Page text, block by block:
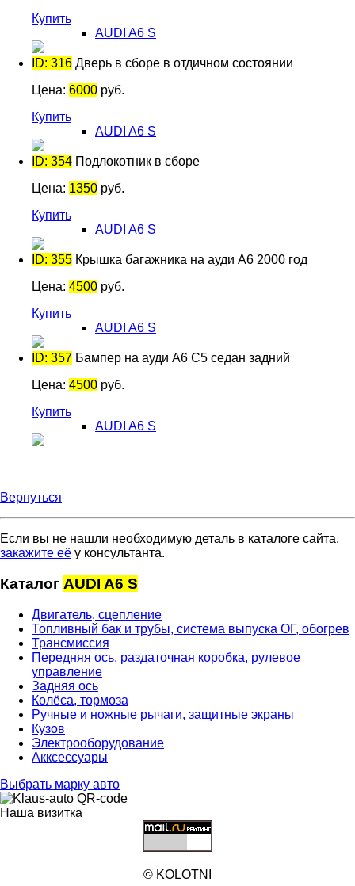
Купить
AUDI A6 S
ID: 316 Дверь в сборе в отдичном состоянии
Цена: 6000 руб.
Купить
AUDI A6 S
ID: 354 Подлокотник в сборе
Цена: 1350 руб.
Купить
AUDI A6 S
ID: 355 Крышка багажника на ауди А6 2000 год
Цена: 4500 руб.
Купить
AUDI A6 S
ID: 357 Бампер на ауди А6 С5 седан задний
Цена: 4500 руб.
Купить
AUDI A6 S
Вернуться
Если вы не нашли необходимую деталь в каталоге сайта,
закажите её у консультанта.
Каталог AUDI A6 S
Двигатель, сцепление
Топливный бак и трубы, система выпуска ОГ, обогрев
Трансмиссия
Передняя ось, раздаточная коробка, рулевое
управление
Задняя ось
Колёса, тормоза
Ручные и ножные рычаги, защитные экраны
Кузов
Электрооборудование
Акксессуары
Выбрать марку авто
Наша визитка
© KOLOTNI